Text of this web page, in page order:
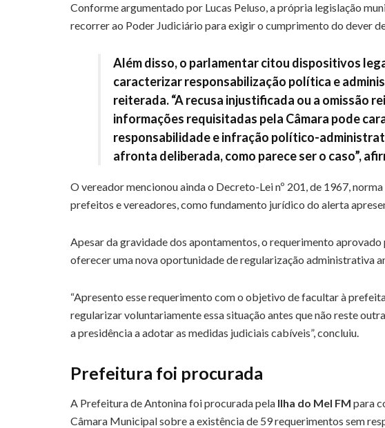
Conforme argumentado por Lucas Peluso, a própria legislação
recorrer ao Poder Judiciário para exigir o cumprimento do dever
Além disso, o parlamentar citou dispositivos
caracterizar responsabilização política e
reiterada. “A recusa injustificada ou a omissão
informações requisitadas pela Câmara pode
responsabilidade e infração político-
afronta deliberada, como parece ser o caso”,
O vereador mencionou ainda o Decreto-Lei nº 201, de 1967,
prefeitos e vereadores, como fundamento jurídico do alerta
Apesar da gravidade dos apontamentos, o requerimento aprovado
oferecer uma nova oportunidade de regularização administrativa
“Apresento esse requerimento com o objetivo de facultar à
regularizar voluntariamente essa situação antes que não reste
a presidência a adotar as medidas judiciais cabíveis”, concluiu.
Prefeitura foi procurada
A Prefeitura de Antonina foi procurada pela Ilha do Mel FM para
Câmara Municipal sobre a existência de 59 requerimentos sem